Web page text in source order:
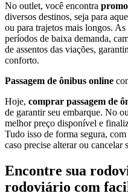
No outlet, você encontra
diversos destinos, seja para
ou para trajetos mais longos.
períodos de baixa demanda,
de assentos das viações,
conforto.
Passagem de ônibus online
Hoje, comprar passagem de
de garantir seu embarque. No
melhor preço disponível e
Tudo isso de forma segura,
caso precise alterar ou cancelar
Encontre sua
rodoviário com